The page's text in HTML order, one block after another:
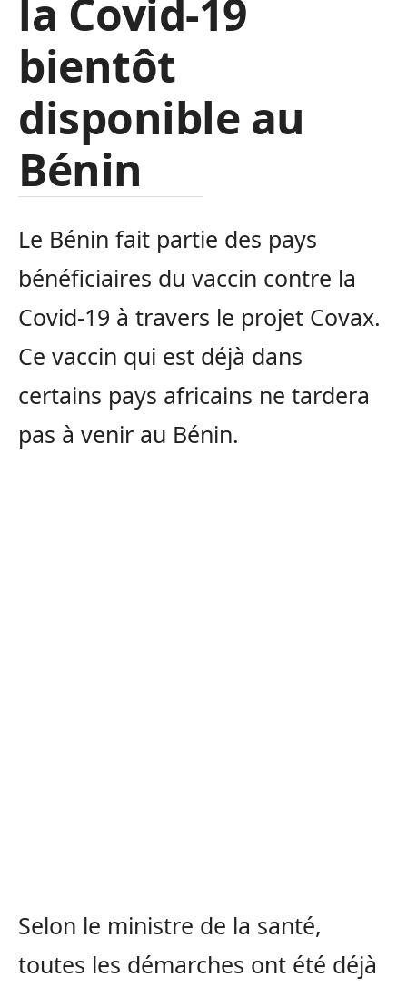
la Covid-19
bientôt
disponible au
Bénin
Le Bénin fait partie des pays
bénéficiaires du vaccin contre la
Covid-19 à travers le projet Covax.
Ce vaccin qui est déjà dans
certains pays africains ne tardera
pas à venir au Bénin.
Selon le ministre de la santé,
toutes les démarches ont été déjà